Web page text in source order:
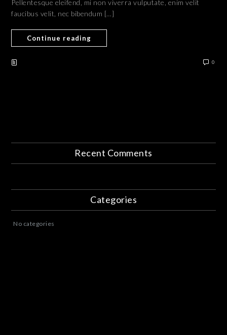
Pellentesque eleifend, mi non viverra vulputate, enim velit
faucibus velit, nec bibendum […]
Continue reading
0
Recent Comments
Categories
No categories